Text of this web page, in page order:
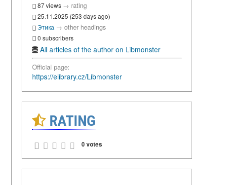
87 views → rating
25.11.2025 (253 days ago)
Этика → other headings
0 subscribers
All articles of the author on Libmonster
Official page:
https://elibrary.cz/Libmonster
RATING
0 votes